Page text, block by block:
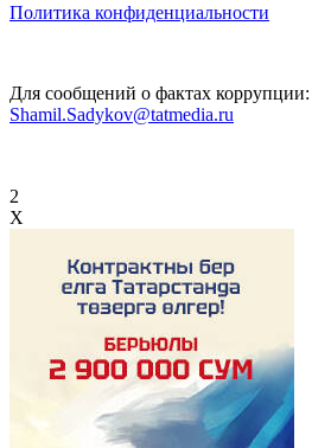
Политика конфиденциальности
Для сообщений о фактах коррупции:
Shamil.Sadykov@tatmedia.ru
2
X